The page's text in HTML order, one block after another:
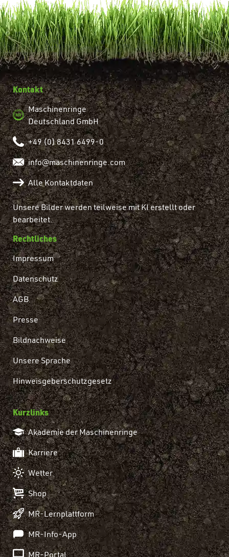
Kontakt
Maschinenringe
Deutschland GmbH
+49 (0) 8431 6499-0
info@maschinenringe.com
Alle Kontaktdaten
Unsere Bilder werden teilweise mit KI erstellt oder
bearbeitet.
Rechtliches
Impressum
Datenschutz
AGB
Presse
Bildnachweise
Unsere Sprache
Hinweisgeberschutzgesetz
Kurzlinks
Akademie der Maschinenringe
Karriere
Wetter
Shop
MR-Lernplattform
MR-Info-App
MR-Portal